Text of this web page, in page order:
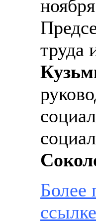
труда
Более
ссылке